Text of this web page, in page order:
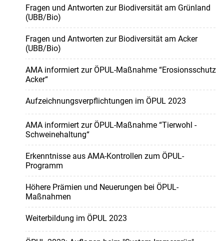
Fragen und Antworten zur Biodiversität am Grünland
(UBB/Bio)
Fragen und Antworten zur Biodiversität am Acker
(UBB/Bio)
AMA informiert zur ÖPUL-Maßnahme “Erosionsschutz
Acker“
Aufzeichnungsverpflichtungen im ÖPUL 2023
AMA informiert zur ÖPUL-Maßnahme “Tierwohl -
Schweinehaltung“
Erkenntnisse aus AMA-Kontrollen zum ÖPUL-
Programm
Höhere Prämien und Neuerungen bei ÖPUL-
Maßnahmen
Weiterbildung im ÖPUL 2023